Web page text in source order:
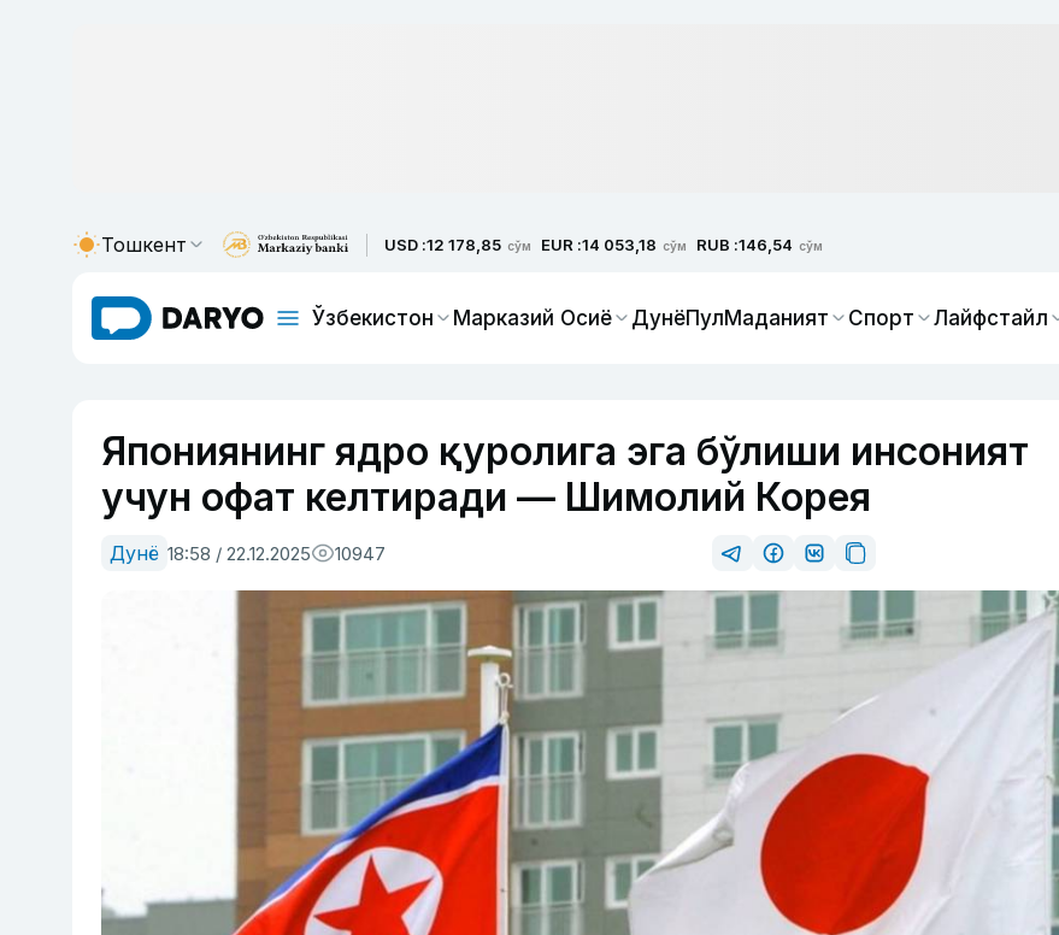
Тошкент USD :12 178,85 сўм EUR :14 053,18 сўм RUB :146,54 сўм
Ўзбекистон Марказий Осиё ДунёПулМаданият Спорт Лайфстайл
Япониянинг ядро қуролига эга бўлиши инсоният
учун офат келтиради — Шимолий Корея
Дунё 18:58 / 22.12.2025 10947